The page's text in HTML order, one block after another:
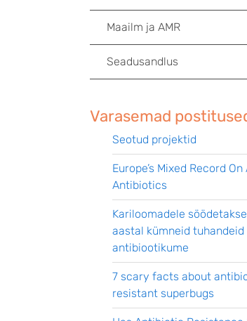
Maailm ja AMR
Seadusandlus
Varasemad
Seotud projektid
Europe’s Mixed Record
Antibiotics
Kariloomadele
aastal kümneid tuhandeid
antibiootikume
7 scary facts about
resistant superbugs